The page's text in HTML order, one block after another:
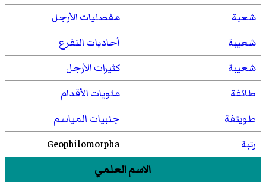
شعبة
مفصليات الأرجل
شعيبة
أحاديات التفرع
شعيبة
كثيرات الأرجل
طائفة
مئويات الأقدام
طويئفة
جنبيات المياسم
رتبة
Geophilomorpha
الاسم العلمي